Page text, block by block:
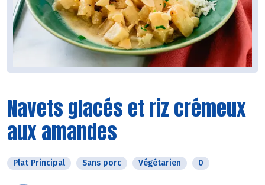
Navets glacés et riz crémeux
aux amandes
Plat Principal Sans porc Végétarien 0